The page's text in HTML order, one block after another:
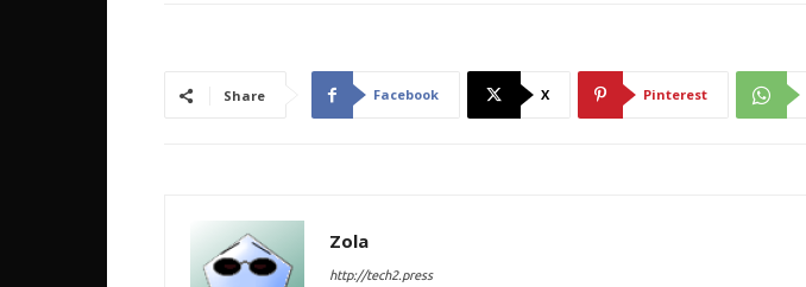
Share Facebook X Pinterest
Zola
http://tech2.press